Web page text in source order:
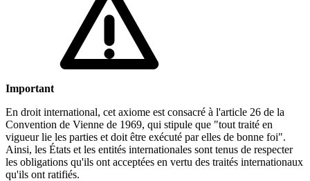
Important
En droit international, cet axiome est consacré à l'article 26 de la
Convention de Vienne de 1969, qui stipule que "tout traité en
vigueur lie les parties et doit être exécuté par elles de bonne foi".
Ainsi, les États et les entités internationales sont tenus de respecter
les obligations qu'ils ont acceptées en vertu des traités internationaux
qu'ils ont ratifiés.